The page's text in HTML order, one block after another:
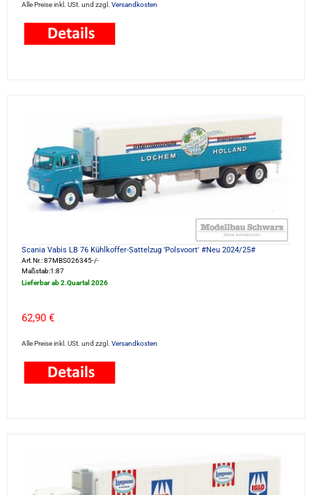
Alle Preise inkl. USt. und zzgl. Versandkosten
Scania Vabis LB 76 Kühlkoffer-Sattelzug 'Polsvoort' #Neu 2024/25#
Art.Nr.: 87MBS026345-/-
Maßstab:1:87
Lieferbar ab 2.Quartal 2026
62,90 €
Alle Preise inkl. USt. und zzgl. Versandkosten